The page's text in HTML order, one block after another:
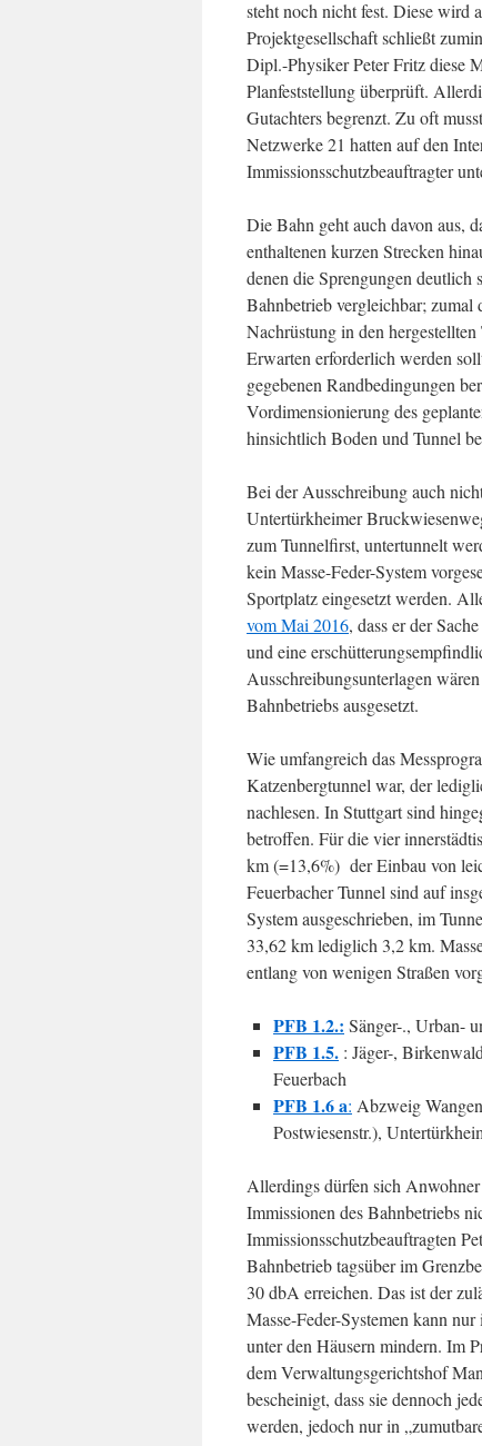
steht noch nicht fest. Diese wird
Projektgesellschaft schließt
Dipl.-Physiker Peter Fritz diese
Planfeststellung überprüft.
Gutachters begrenzt. Zu oft
Netzwerke 21 hatten auf den
Immissionsschutzbeauftragter
Die Bahn geht auch davon aus,
enthaltenen kurzen Strecken
denen die Sprengungen deutlich
Bahnbetrieb vergleichbar; zumal
Nachrüstung in den
Erwarten erforderlich werden
gegebenen Randbedingungen
Vordimensionierung des
hinsichtlich Boden und Tunnel
Bei der Ausschreibung auch
Untertürkheimer
zum Tunnelfirst, untertunnelt
kein Masse-Feder-System
Sportplatz eingesetzt werden.
vom Mai 2016, dass er der
und eine
Ausschreibungsunterlagen
Bahnbetriebs ausgesetzt.
Wie umfangreich das
Katzenbergtunnel war, der
nachlesen. In Stuttgart sind
betroffen. Für die vier
km (=13,6%) der Einbau von
Feuerbacher Tunnel sind auf
System ausgeschrieben, im
33,62 km lediglich 3,2 km.
entlang von wenigen Straßen
PFB 1.2.: Sänger-., Urban-
PFB 1.5. : Jäger-,
Feuerbach
PFB 1.6 a: Abzweig
Postwiesenstr.),
Allerdings dürfen sich
Immissionen des Bahnbetriebs
Immissionsschutzbeauftragten
Bahnbetrieb tagsüber im
30 dbA erreichen. Das ist der
Masse-Feder-Systemen kann
unter den Häusern mindern. Im
dem Verwaltungsgerichtshof
bescheinigt, dass sie dennoch
werden, jedoch nur in